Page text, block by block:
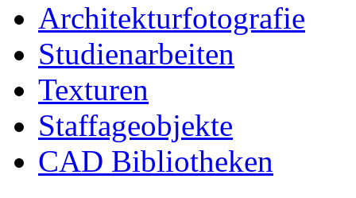
Architekturfotografie
Studienarbeiten
Texturen
Staffageobjekte
CAD Bibliotheken